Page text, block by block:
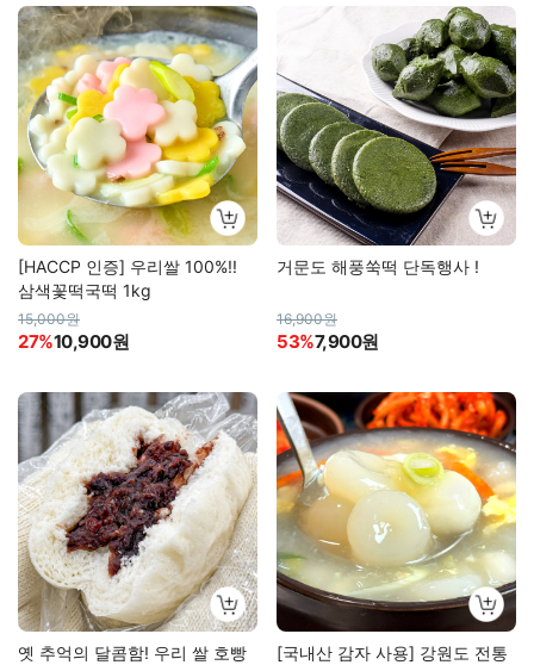
[HACCP 인증] 우리쌀 100%!!
삼색꽃떡국떡 1kg
15,000원
27%10,900원
거문도 해풍쑥떡 단독행사 !
16,900원
53%7,900원
옛 추억의 달콤함! 우리 쌀 호빵
[국내산 감자 사용] 강원도 전통